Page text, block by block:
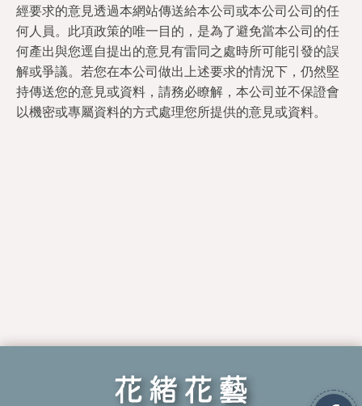
經要求的意見透過本網站傳送給本公司或本公司公司的任
何人員。此項政策的唯一目的，是為了避免當本公司的任
何產出與您逕自提出的意見有雷同之處時所可能引發的誤
解或爭議。若您在本公司做出上述要求的情況下，仍然堅
持傳送您的意見或資料，請務必瞭解，本公司並不保證會
以機密或專屬資料的方式處理您所提供的意見或資料。